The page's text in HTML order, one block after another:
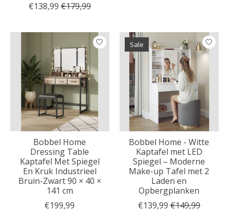
€138,99 €179,99
Bobbel Home
Dressing Table
Kaptafel Met Spiegel
En Kruk Industrieel
Bruin-Zwart 90 × 40 ×
141 cm
€199,99
Sale
Bobbel Home - Witte
Kaptafel met LED
Spiegel – Moderne
Make-up Tafel met 2
Laden en
Opbergplanken
€139,99 €149,99